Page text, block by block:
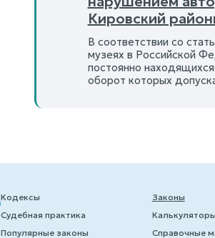
Кировский
В соответствии со
музеях в Российской
постоянно
оборот которых
Кодексы
Судебная практика
Популярные законы
Законы
Калькуляторы
Справочные